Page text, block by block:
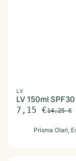
LV
LV 150ml
7,15 €14,25€
Prisma Olari,